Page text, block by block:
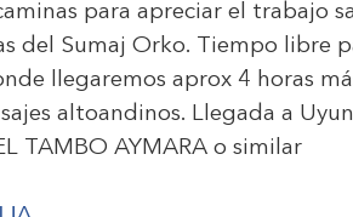
para apreciar el trabajo
del Sumaj Orko. Tiempo libre
llegaremos aprox 4 horas
altoandinos. Llegada a
TAMBO AYMARA o similar